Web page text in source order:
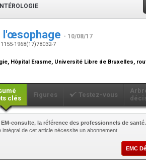
l'œsophage - 10/08/17
1968(17)78032-7
Hôpital Erasme, Université Libre de Bruxelles,
clés
Figures Testez-vous
consulte, la référence des professionnels de santé.
intégral de cet article nécessite un abonnement.
EMC